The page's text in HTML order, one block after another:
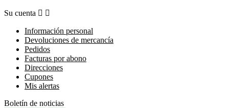
Su cuenta  
Información personal
Devoluciones de mercancía
Pedidos
Facturas por abono
Direcciones
Cupones
Mis alertas
Boletín de noticias